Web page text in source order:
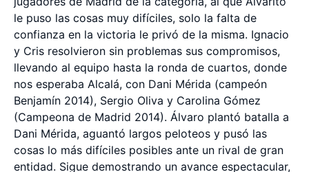
le puso las cosas muy difíciles, solo la falta de
confianza en la victoria le privó de la misma. Ignacio
y Cris resolvieron sin problemas sus compromisos,
llevando al equipo hasta la ronda de cuartos, donde
nos esperaba Alcalá, con Dani Mérida (campeón
Benjamín 2014), Sergio Oliva y Carolina Gómez
(Campeona de Madrid 2014). Álvaro plantó batalla a
Dani Mérida, aguantó largos peloteos y pusó las
cosas lo más difíciles posibles ante un rival de gran
entidad. Sigue demostrando un avance espectacular,